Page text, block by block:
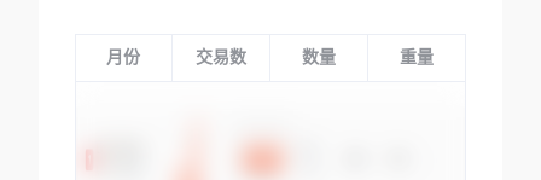
月份 交易数 数量 重量